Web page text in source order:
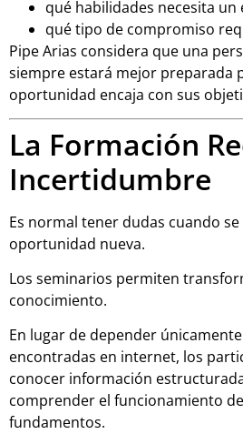
qué habilidades necesita
qué tipo de compromiso
Pipe Arias considera que una
siempre estará mejor preparada
oportunidad encaja con sus
La Formación
Incertidumbre
Es normal tener dudas cuando
oportunidad nueva.
Los seminarios permiten
conocimiento.
En lugar de depender
encontradas en internet, los
conocer información
comprender el funcionamiento
fundamentos.